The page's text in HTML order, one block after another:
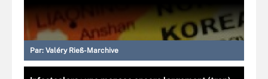
Par: Valéry Rieß-Marchive